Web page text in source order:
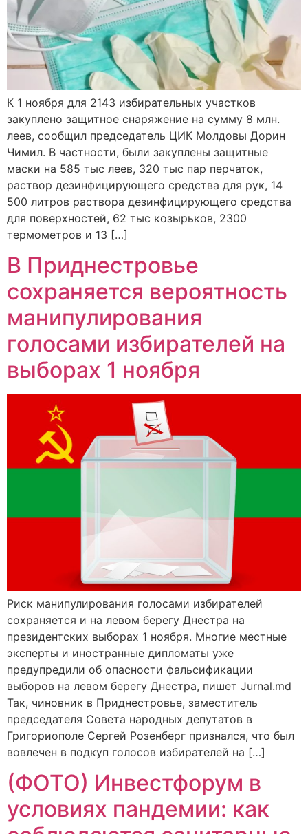
К 1 ноября для 2143 избирательных участков
закуплено защитное снаряжение на сумму 8 млн.
леев, сообщил председатель ЦИК Молдовы Дорин
Чимил. В частности, были закуплены защитные
маски на 585 тыс леев, 320 тыс пар перчаток,
раствор дезинфицирующего средства для рук, 14
500 литров раствора дезинфицирующего средства
для поверхностей, 62 тыс козырьков, 2300
термометров и 13 […]
В Приднестровье
сохраняется вероятность
манипулирования
голосами избирателей на
выборах 1 ноября
Риск манипулирования голосами избирателей
сохраняется и на левом берегу Днестра на
президентских выборах 1 ноября. Многие местные
эксперты и иностранные дипломаты уже
предупредили об опасности фальсификации
выборов на левом берегу Днестра, пишет Jurnal.md
Так, чиновник в Приднестровье, заместитель
председателя Совета народных депутатов в
Григориополе Сергей Розенберг признался, что был
вовлечен в подкуп голосов избирателей на […]
(ФОТО) Инвестфорум в
условиях пандемии: как